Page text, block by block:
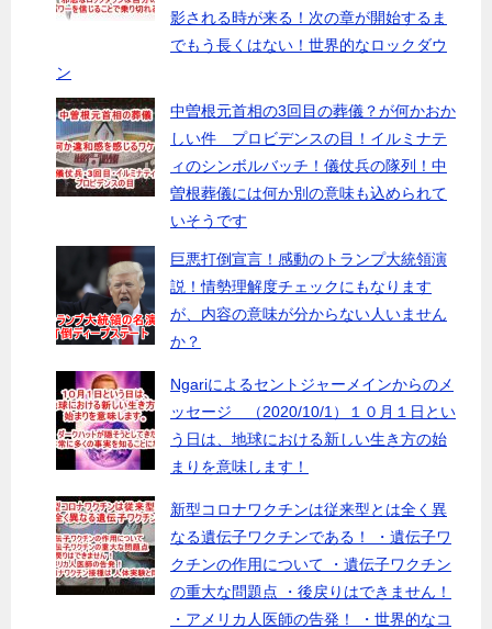
影される時が来る！次の章が開始するま
でもう長くはない！世界的なロックダウ
ン
中曽根元首相の3回目の葬儀？が何かおか
しい件 プロビデンスの目！イルミナテ
ィのシンボルバッチ！儀仗兵の隊列！中
曽根葬儀には何か別の意味も込められて
いそうです
巨悪打倒宣言！感動のトランプ大統領演
説！情勢理解度チェックにもなります
が、内容の意味が分からない人いません
か？
Ngariによるセントジャーメインからのメ
ッセージ （2020/10/1）１０月１日とい
う日は、地球における新しい生き方の始
まりを意味します！
新型コロナワクチンは従来型とは全く異
なる遺伝子ワクチンである！ ・遺伝子ワ
クチンの作用について ・遺伝子ワクチン
の重大な問題点 ・後戻りはできません！
・アメリカ人医師の告発！ ・世界的なコ